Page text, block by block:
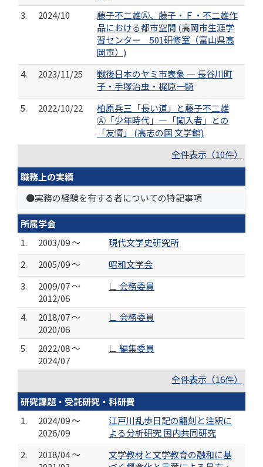
3.
2024/10
藤子不二雄Ⓐ、藤子・Ｆ・不二雄作
品における都市空間 (高岡市生涯学
習センター 501研修室（富山県高
岡市）)
4.
2023/11/25
戦後日本のヤミ市表象 ― 長谷川町
子・手塚治虫・梶原一騎
5.
2022/10/22
柏原兵三「長い道」と藤子不二雄
Ⓐ「少年時代」―「闖入者」との
「友情」 (高志の国 文学館)
全件表示（10件）
職務上の実績
●実務の経験を有する者についての特記事項
所属学会
1.
2003/09 ～
現代文学史研究所
2.
2005/09 ～
昭和文学会
3.
2009/07 ～
2012/06
∟ 会務委員
4.
2018/07 ～
2020/06
∟ 会務委員
5.
2022/08 ～
2024/07
∟ 編集委員
全件表示（16件）
研究課題・受託研究・科研費
1.
2024/09 ～
2026/09
江戸川乱歩日記の翻刻と注釈に
よる分析研究 国内共同研究
2.
2018/04 ～
文学教材と文学教育の融和に基